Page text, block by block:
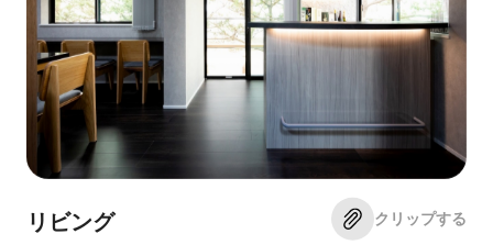
リビング クリップする